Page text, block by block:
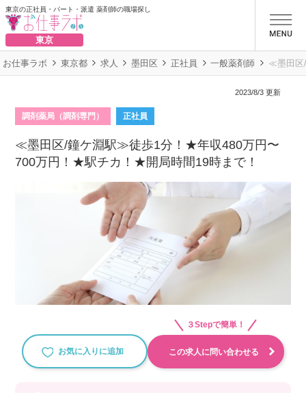
東京の正社員・パート・派遣 薬剤師の職場探し
東京
お仕事ラボ 東京都 求人 墨田区 正社員 一般薬剤師 ≪墨田区
2023/8/3 更新
調剤薬局（調剤専門） 正社員
≪墨田区/鐘ケ淵駅≫徒歩1分！★年収480万円〜
700万円！★駅チカ！★開局時間19時まで！
お気に入りに追加
３Stepで簡単！
この求人に問い合わせる